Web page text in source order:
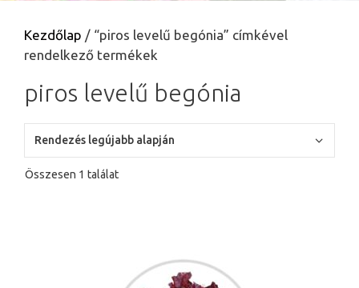
Kezdőlap / “piros levelű begónia” címkével
rendelkező termékek
piros levelű begónia
Összesen 1 találat